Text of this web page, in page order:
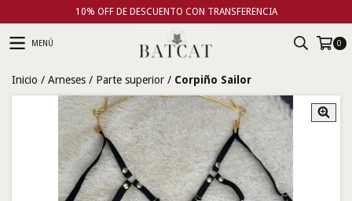
10% OFF DE DESCUENTO CON TRANSFERENCIA
MENÚ 0
Inicio / Arneses / Parte superior / Corpiño Sailor